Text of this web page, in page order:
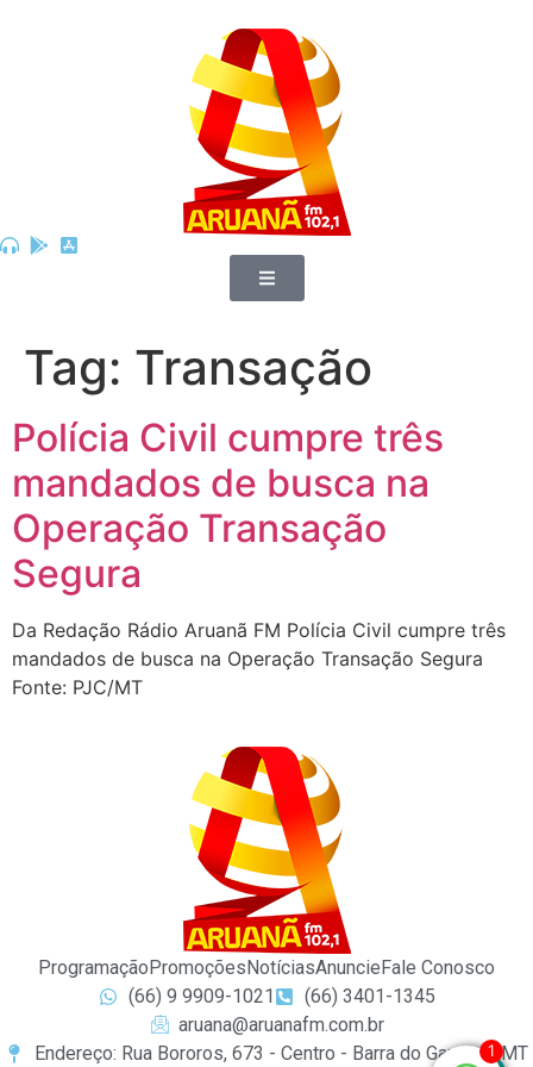
Tag: Transação
Polícia Civil cumpre três
mandados de busca na
Operação Transação
Segura
Da Redação Rádio Aruanã FM Polícia Civil cumpre três
mandados de busca na Operação Transação Segura
Fonte: PJC/MT
Programação Promoções NotíciasAnuncie Fale Conosco
(66) 9 9909-1021
(66) 3401-1345
aruana@aruanafm.com.br
Endereço: Rua Bororos, 673 - Centro - Barra do Garças / MT
1